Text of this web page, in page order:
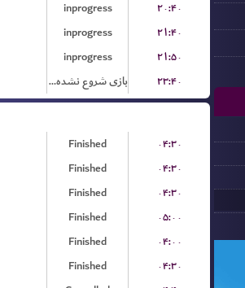
inprogress
۲۰:۴۰
inprogress
۲۱:۴۰
inprogress
۲۱:۵۰
بازی شروع نشده است ۲۳:۴۰
Finished
۰۴:۳۰
Finished
۰۴:۳۰
Finished
۰۴:۳۰
Finished
۰۵:۰۰
Finished
۰۴:۰۰
Finished
۰۴:۳۰